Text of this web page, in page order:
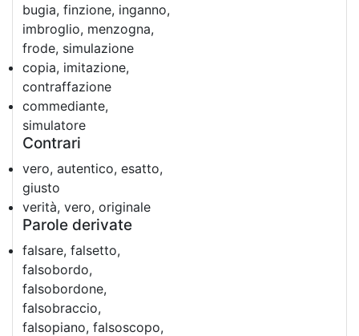
bugia, finzione, inganno,
imbroglio, menzogna,
frode, simulazione
copia, imitazione,
contraffazione
commediante,
simulatore
Contrari
vero, autentico, esatto,
giusto
verità, vero, originale
Parole derivate
falsare, falsetto,
falsobordo,
falsobordone,
falsobraccio,
falsopiano, falsoscopo,